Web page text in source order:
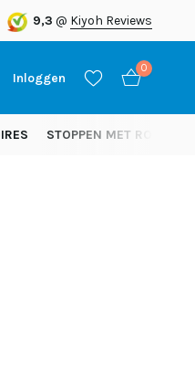
9,3 @ Kiyoh Reviews
Inloggen
0
STOPPEN MET ROKEN